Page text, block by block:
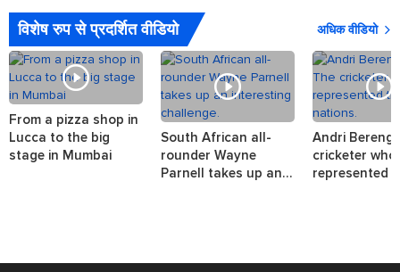
विशेष रुप से प्रदर्शित वीडियो अधिक वीडियो
From a pizza shop in
Lucca to the big
stage in Mumbai
South African all-
rounder Wayne
Parnell takes up an
Andri
cricketer who
represented